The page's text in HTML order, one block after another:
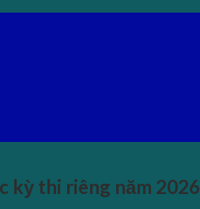
kỳ thi riêng năm 2026